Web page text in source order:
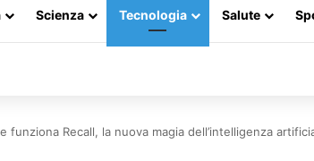
Scienza Tecnologia Salute
funziona Recall, la nuova magia dell’intelligenza